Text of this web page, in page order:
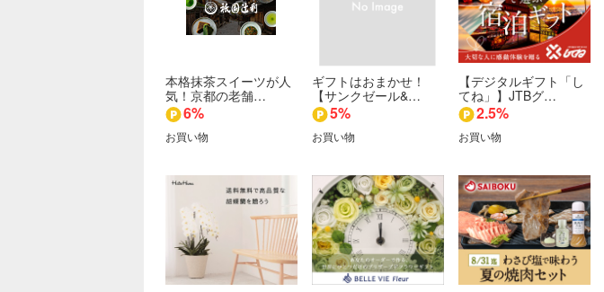
本格抹茶スイーツが人
気！京都の老舗…
6%
お買い物
ギフトはおまかせ！
【サンクゼール&…
5%
お買い物
【デジタルギフト「し
てね」】JTBグ…
2.5%
お買い物